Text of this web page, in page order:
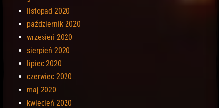
listopad 2020
październik 2020
wrzesień 2020
sierpień 2020
lipiec 2020
czerwiec 2020
maj 2020
kwiecień 2020